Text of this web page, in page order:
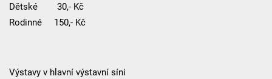
Dětské 30,- Kč
Rodinné 150,- Kč
Výstavy v hlavní výstavní síni